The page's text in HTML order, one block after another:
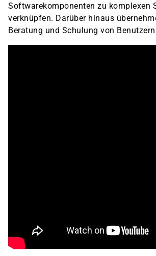
Softwarekomponenten zu komplexen
verknüpfen. Darüber hinaus
Beratung und Schulung von